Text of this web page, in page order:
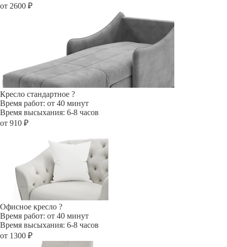
от 2600 ₽
Кресло стандартное ?
Время работ: от 40 минут
Время высыхания: 6-8 часов
от 910 ₽
Офисное кресло ?
Время работ: от 40 минут
Время высыхания: 6-8 часов
от 1300 ₽